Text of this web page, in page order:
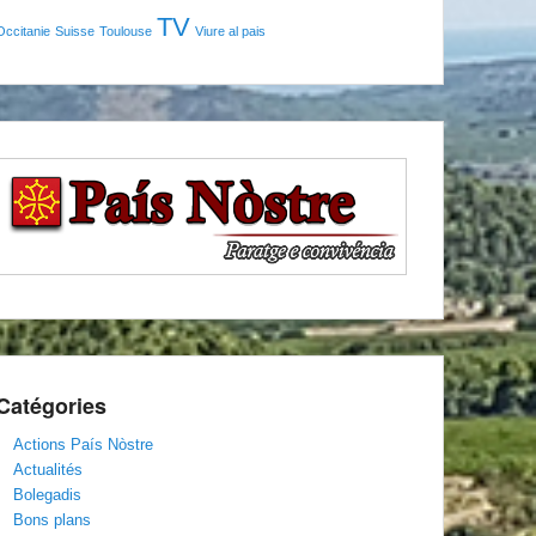
Suisse Toulouse TV Viure al pais
Actions País Nòstre
Actualités
Bolegadis
Bons plans